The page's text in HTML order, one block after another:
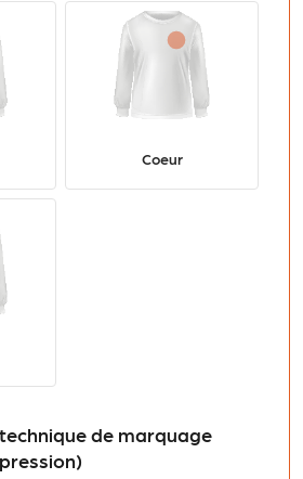
Coeur
de marquage